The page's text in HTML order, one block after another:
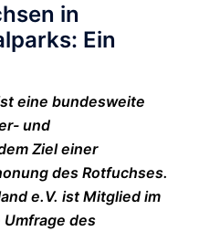
in
Ein
eine bundesweite
und
Ziel einer
des Rotfuchses.
e.V. ist Mitglied im
des